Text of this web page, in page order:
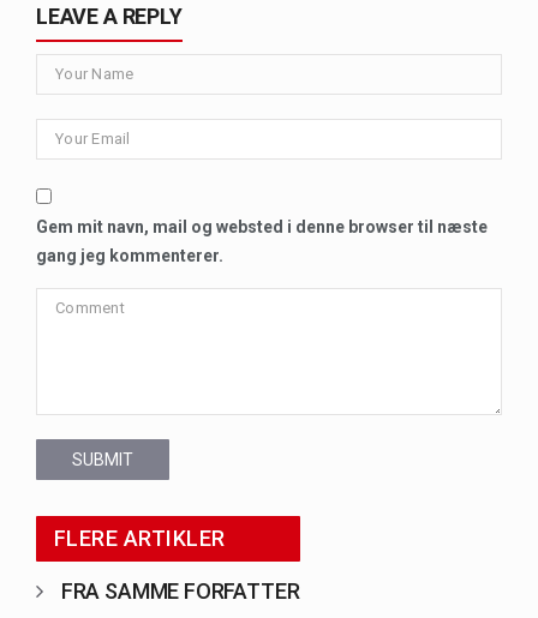
LEAVE A REPLY
Gem mit navn, mail og websted i denne browser til næste
gang jeg kommenterer.
SUBMIT
FLERE ARTIKLER
FRA SAMME FORFATTER